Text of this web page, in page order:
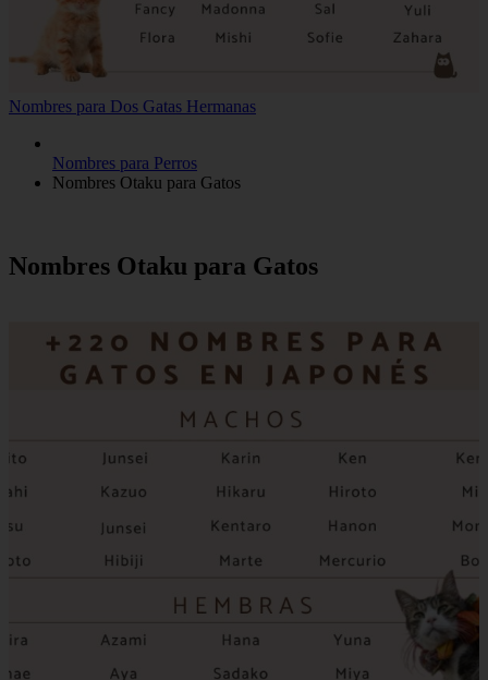
Nombres para Dos Gatas Hermanas
Nombres para Perros
Nombres Otaku para Gatos
Nombres Otaku para Gatos